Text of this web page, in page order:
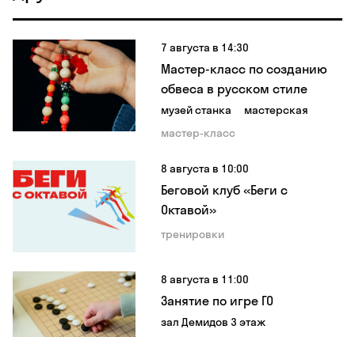
7 августа в 14:30
Мастер-класс по созданию
обвеса в русском стиле
музей станка
мастерская
мастер-класс
8 августа в 10:00
Беговой клуб «Беги с
Октавой»
тренировки
8 августа в 11:00
Занятие по игре ГО
зал Демидов 3 этаж